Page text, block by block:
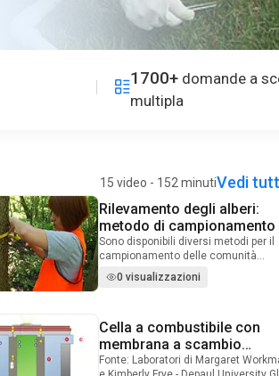
1700+domande a
multipla
15 video - 152 minutiVedi
Rilevamento degli alberi:
metodo di campionamento
quarti centrati su un punto
Sono disponibili diversi metodi per il
campionamento delle comunità
forestali. Il quarto centrato sul punto
uno di questi metodi. Viene utilizzato
delle specie arboree che si trovano in
una foresta. Queste informazioni
forniscono la possibilità di stimare il
numero di singoli alberi incontrati, la
Video Duration: 10 minutes and
0 visualizzazioni
Cella a combustibile con
membrana a scambio
protonico
Fonte: Laboratori di Margaret
Video Duration: 9 minutes and 40